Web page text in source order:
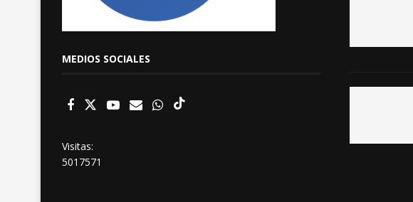
MEDIOS SOCIALES
Visitas:
5017571